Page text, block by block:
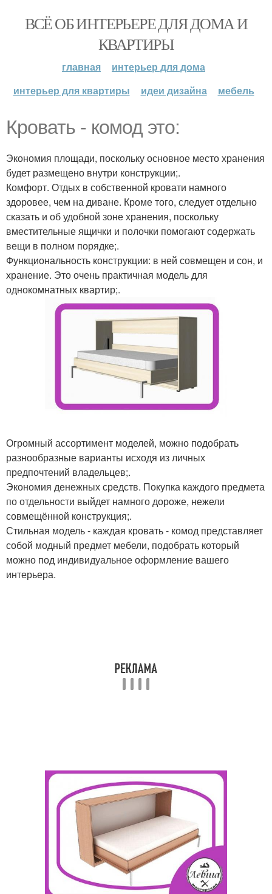
ВСЁ ОБ ИНТЕРЬЕРЕ ДЛЯ ДОМА И
КВАРТИРЫ
главная
интерьер для дома
интерьер для квартиры
идеи дизайна мебель
Кровать - комод это:
Экономия площади, поскольку основное место хранения
будет размещено внутри конструкции;.
Комфорт. Отдых в собственной кровати намного
здоровее, чем на диване. Кроме того, следует отдельно
сказать и об удобной зоне хранения, поскольку
вместительные ящички и полочки помогают содержать
вещи в полном порядке;.
Функциональность конструкции: в ней совмещен и сон, и
хранение. Это очень практичная модель для
однокомнатных квартир;.
Огромный ассортимент моделей, можно подобрать
разнообразные варианты исходя из личных
предпочтений владельцев;.
Экономия денежных средств. Покупка каждого предмета
по отдельности выйдет намного дороже, нежели
совмещённой конструкция;.
Стильная модель - каждая кровать - комод представляет
собой модный предмет мебели, подобрать который
можно под индивидуальное оформление вашего
интерьера.